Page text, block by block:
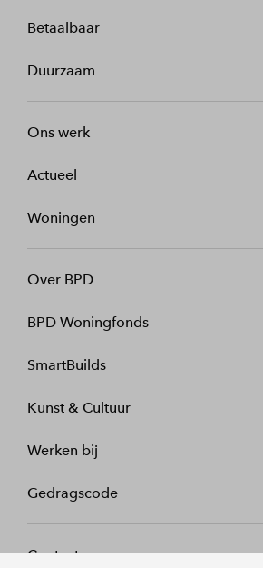
Betaalbaar
Duurzaam
Ons werk
Actueel
Woningen
Over BPD
BPD Woningfonds
SmartBuilds
Kunst & Cultuur
Werken bij
Gedragscode
Contact